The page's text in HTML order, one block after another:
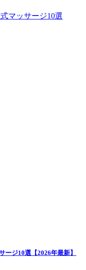
マッサージ10選
ジ10選【2026年最新】